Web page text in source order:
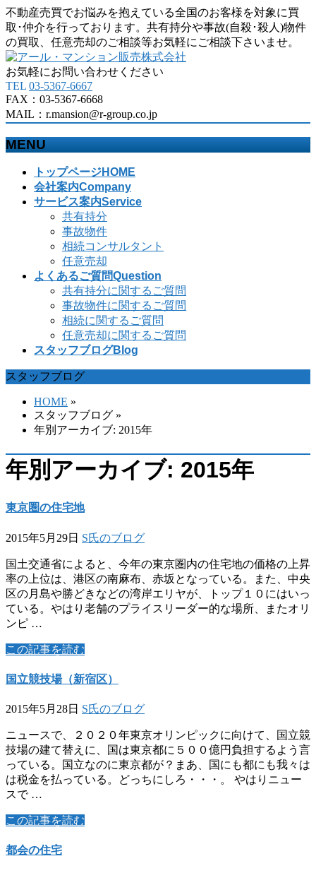
不動産売買でお悩みを抱えている全国のお客様を対象に買
取･仲介を行っております。共有持分や事故(自殺･殺人)物件
の買取、任意売却のご相談等お気軽にご相談下さいませ。
お気軽にお問い合わせください
TEL 03-5367-6667
FAX：03-5367-6668
MAIL：r.mansion@r-group.co.jp
MENU
トップページHOME
会社案内Company
サービス案内Service
共有持分
事故物件
相続コンサルタント
任意売却
よくあるご質問Question
共有持分に関するご質問
事故物件に関するご質問
相続に関するご質問
任意売却に関するご質問
スタッフブログBlog
スタッフブログ
HOME »
スタッフブログ »
年別アーカイブ: 2015年
年別アーカイブ: 2015年
東京圏の住宅地
2015年5月29日 S氏のブログ
国土交通省によると、今年の東京圏内の住宅地の価格の上昇
率の上位は、港区の南麻布、赤坂となっている。また、中央
区の月島や勝どきなどの湾岸エリヤが、トップ１０にはいっ
ている。やはり老舗のプライスリーダー的な場所、またオリ
ンピ …
この記事を読む
国立競技場（新宿区）
2015年5月28日 S氏のブログ
ニュースで、２０２０年東京オリンピックに向けて、国立競
技場の建て替えに、国は東京都に５００億円負担するよう言
っている。国立なのに東京都が？まあ、国にも都にも我々は
は税金を払っている。どっちにしろ・・・。 やはりニュー
スで …
この記事を読む
都会の住宅